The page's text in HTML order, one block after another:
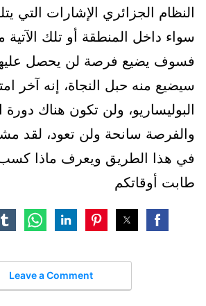
النظام الجزائري الإشارات التي
سواء داخل المنطقة أو تلك الآتية
فسوف يضيع فرصة لن يحصل
سيضيع منه حبل النجاة، إنه آخر
البوليساريو، ولن تكون هناك دورة
والفرصة سانحة ولن تعود، لقد
في هذا الطريق ويعرف ماذا
طابت أوقاتكم
Leave a Comment